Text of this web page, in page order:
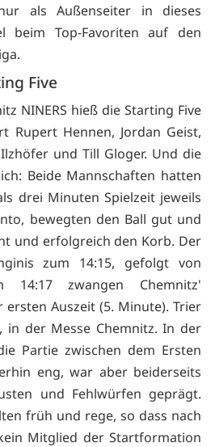
als Außenseiter in dieses
beim Top-Favoriten auf den
Five
NINERS hieß die Starting Five
Rupert Hennen, Jordan Geist,
und Till Gloger. Und die
Beide Mannschaften hatten
drei Minuten Spielzeit jeweils
bewegten den Ball gut und
und erfolgreich den Korb. Der
zum 14:15, gefolgt von
14:17 zwangen Chemnitz'
ersten Auszeit (5. Minute). Trier
in der Messe Chemnitz. In der
Partie zwischen dem Ersten
eng, war aber beiderseits
und Fehlwürfen geprägt.
früh und rege, so dass nach
Mitglied der Startformation